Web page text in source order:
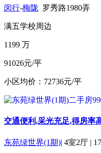
闵行-梅陇 罗秀路1980弄
满五学校周边
1199 万
91026元/平
小区均价：72736元/平
交通便利,采光充足,得房率
东苑绿世界(1期)| 4室2厅 |